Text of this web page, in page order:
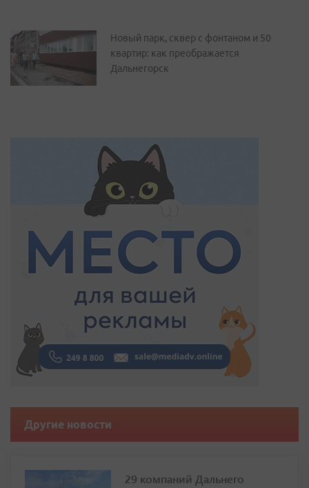
Новый парк, сквер с фонтаном и 50
квартир: как преображается
Дальнегорск
Другие новости
29 компаний Дальнего